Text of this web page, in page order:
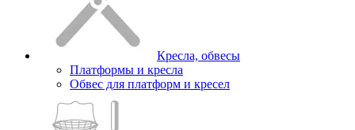
Кресла, обвесы
Платформы и кресла
Обвес для платформ и кресел